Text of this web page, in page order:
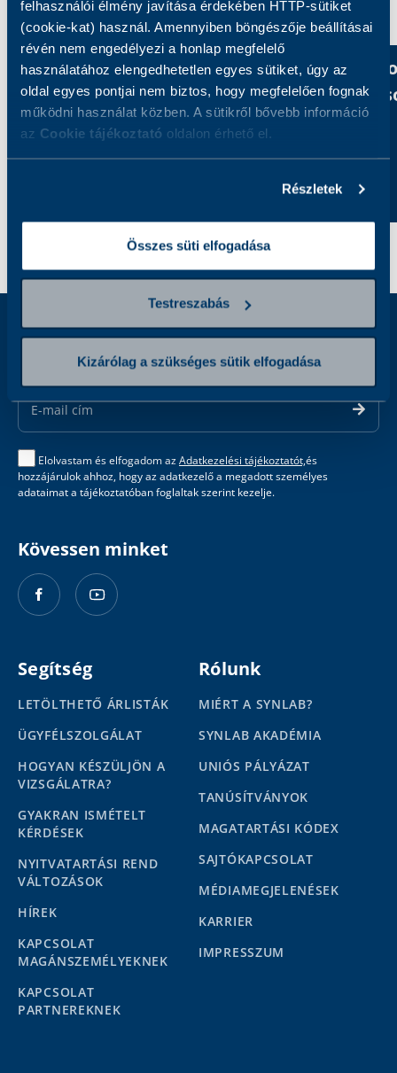
felhasználói élmény javítása érdekében HTTP-sütiket
(cookie-kat) használ. Amennyiben böngészője beállításai
révén nem engedélyezi a honlap megfelelő
használatához elengedhetetlen egyes sütiket, úgy az
oldal egyes pontjai nem biztos, hogy megfelelően fognak
működni használat közben. A sütikről bővebb információ
az Cookie tájékoztató oldalon érhető el.
Részletek
Összes süti elfogadása
Testreszabás
Kizárólag a szükséges sütik elfogadása
Akciós csomagok
Új
Iratkozzon fel hírlevelünkre
Email
Address
Elolvastam és elfogadom azAdatkezelési tájékoztatót,és
hozzájárulok ahhoz, hogy az adatkezelő a megadott személyes
adataimat a tájékoztatóban foglaltak szerint kezelje.
Kövessen minket
Segítség
LETÖLTHETŐ ÁRLISTÁK
ÜGYFÉLSZOLGÁLAT
HOGYAN KÉSZÜLJÖN A
VIZSGÁLATRA?
GYAKRAN ISMÉTELT
KÉRDÉSEK
NYITVATARTÁSI REND
VÁLTOZÁSOK
HÍREK
KAPCSOLAT
MAGÁNSZEMÉLYEKNEK
KAPCSOLAT
PARTNEREKNEK
Rólunk
MIÉRT A SYNLAB?
SYNLAB AKADÉMIA
UNIÓS PÁLYÁZAT
TANÚSÍTVÁNYOK
MAGATARTÁSI KÓDEX
SAJTÓKAPCSOLAT
MÉDIAMEGJELENÉSEK
KARRIER
IMPRESSZUM